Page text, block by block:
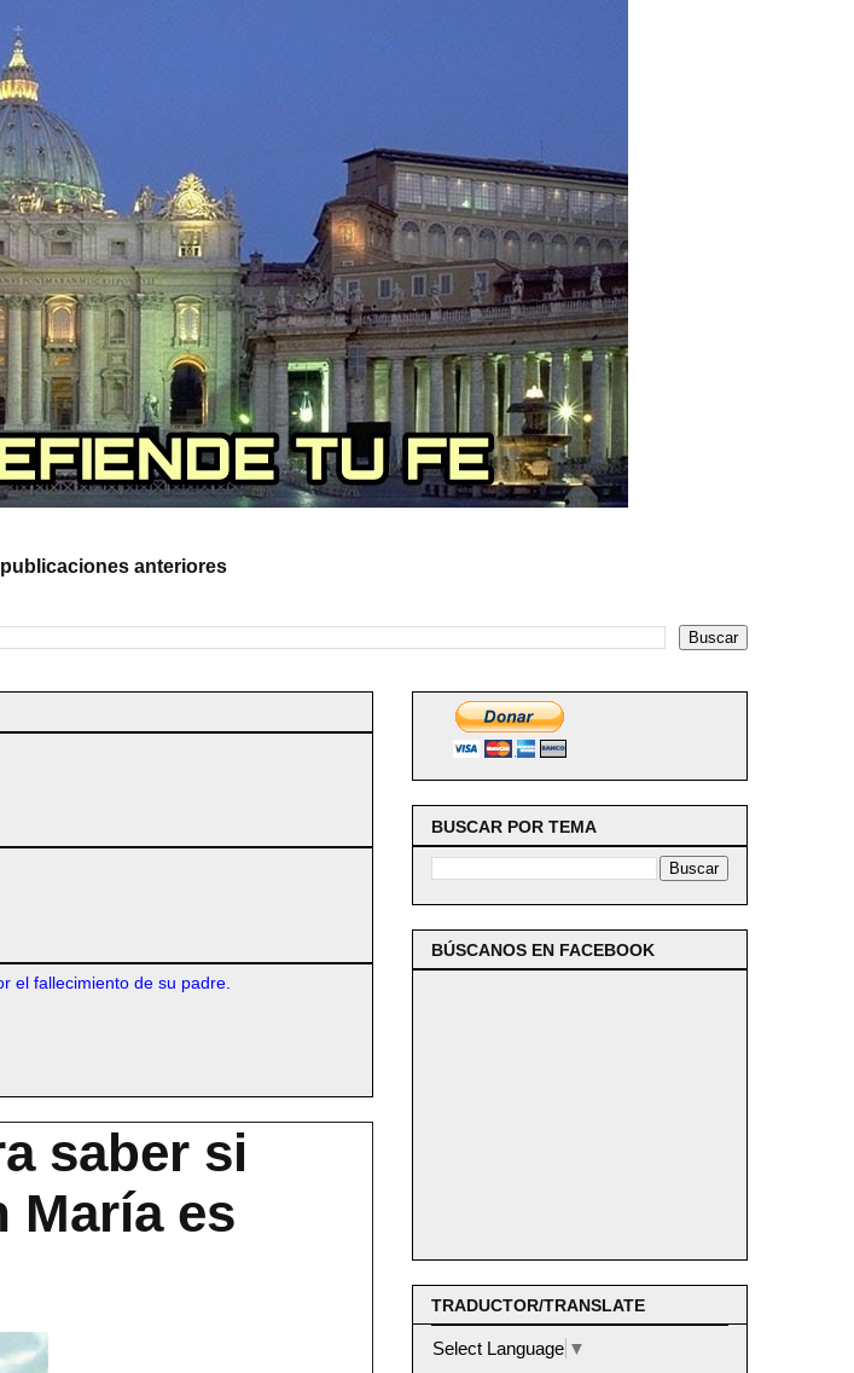
anteriores
el fallecimiento de su padre.
saber si
María es
BUSCAR POR TEMA
BÚSCANOS EN FACEBOOK
TRADUCTOR/TRANSLATE
Select Language ▼